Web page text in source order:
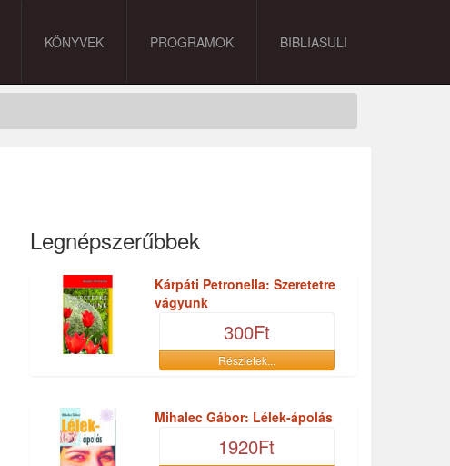
KÖNYVEK PROGRAMOK BIBLIASULI
Legnépszerűbbek
Kárpáti Petronella: Szeretetre
vágyunk
300Ft
Részletek...
Mihalec Gábor: Lélek-ápolás
1920Ft